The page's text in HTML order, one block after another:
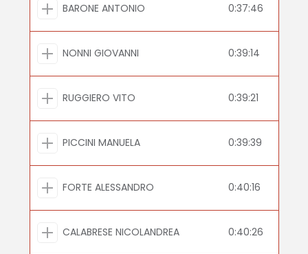
BARONE ANTONIO 0:37:46
NONNI GIOVANNI 0:39:14
RUGGIERO VITO 0:39:21
PICCINI MANUELA 0:39:39
FORTE ALESSANDRO 0:40:16
CALABRESE NICOLANDREA 0:40:26